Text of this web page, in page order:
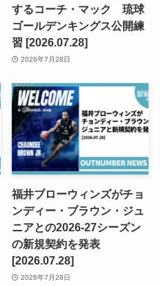
するコーチ・マック 琉球
ゴールデンキングス公開練
習 [2026.07.28]
2026年7月28日
福井ブローウィンズがチョ
ンディー・ブラウン・ジュ
ニアとの2026-27シーズン
の新規契約を発表
[2026.07.28]
2026年7月28日